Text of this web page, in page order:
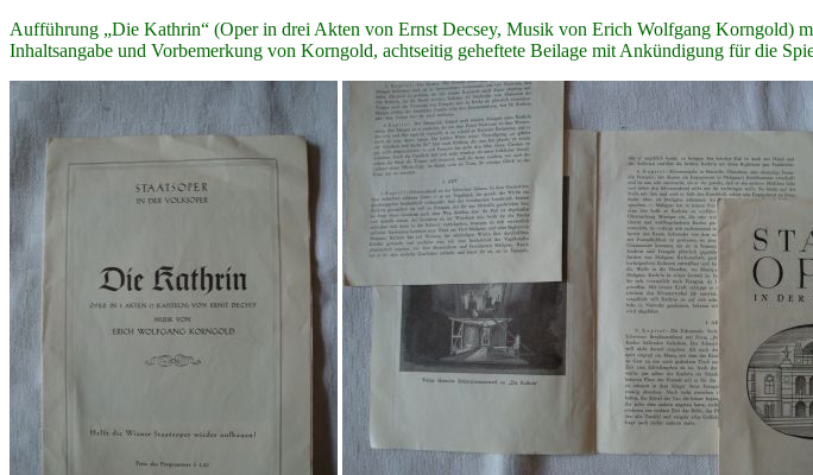
Aufführung „Die Kathrin“ (Oper in drei Akten von Ernst Decsey, Musik von Erich Wolfgang Korngold)
Inhaltsangabe und Vorbemerkung von Korngold, achtseitig geheftete Beilage mit Ankündigung für die